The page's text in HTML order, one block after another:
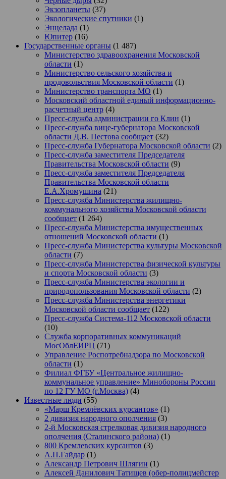
Экзопланеты (37)
Экологические спутники (1)
Энцелада (1)
Юпитер (16)
Государственные органы (1 487)
Министерство здравоохранения Московской
области (1)
Министерство сельского хозяйства и
продовольствия Московской области (1)
Министерство транспорта МО (1)
Московский областной единый информационно-
расчетный центр (4)
Пресс-служба администрации го Клин (1)
Пресс-служба вице-губернатора Московской
области Д.В. Пестова сообщает (32)
Пресс-служба Губернатора Московской области (2)
Пресс-служба заместителя Председателя
Правительства Московской области (9)
Пресс-служба заместителя Председателя
Правительства Московской области
Е.А.Хромушина (21)
Пресс-служба Министерства жилищно-
коммунального хозяйства Московской области
сообщает (1 264)
Пресс-служба Министерства имущественных
отношений Московской области (1)
Пресс-служба Министерства культуры Московской
области (7)
Пресс-служба Министерства физической культуры
и спорта Московской области (3)
Пресс-служба Министерства экологии и
природопользования Московской области (2)
Пресс-служба Министерства энергетики
Московской области сообщает (122)
Пресс-служба Система-112 Московской области
(10)
Служба корпоративных коммуникаций
МосОблЕИРЦ (71)
Управление Роспотребнадзора по Московской
области (1)
Филиал ФГБУ «Центральное жилищно-
коммунальное управление» Минобороны России
по 12 ГУ МО (г.Москва) (4)
Известные люди (55)
«Марш Кремлёвских курсантов» (1)
2 дивизия народного ополчения (3)
2-й Московская стрелковая дивизия народного
ополчения (Сталинского района) (1)
800 Кремлевских курсантов (3)
А.П.Гайдар (1)
Александр Петрович Шлягин (1)
Алексей Данилович Татищев (обер-полицмейстер